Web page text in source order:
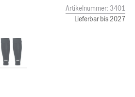
Artikelnummer:3401
Lieferbar bis 2027